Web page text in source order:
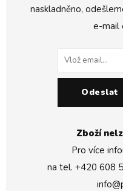
naskladněno,
e-mail
Odeslat
Zboží
Pro více
na tel. +420 608